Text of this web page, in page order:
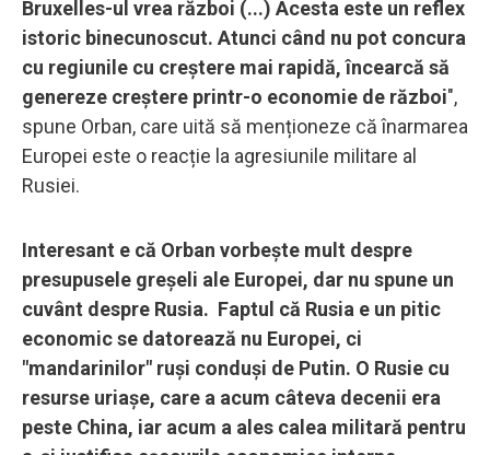
Bruxelles-ul vrea război (...) Acesta este un reflex
istoric binecunoscut. Atunci când nu pot concura
cu regiunile cu creștere mai rapidă, încearcă să
genereze creștere printr-o economie de război",
spune Orban, care uită să menționeze că înarmarea
Europei este o reacție la agresiunile militare al
Rusiei.
Interesant e că Orban vorbește mult despre
presupusele greșeli ale Europei, dar nu spune un
cuvânt despre Rusia. Faptul că Rusia e un pitic
economic se datorează nu Europei, ci
"mandarinilor" ruși conduși de Putin. O Rusie cu
resurse uriașe, care a acum câteva decenii era
peste China, iar acum a ales calea militară pentru